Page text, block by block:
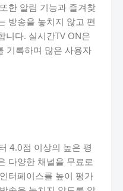
한 알림 기능과 즐겨찾
방송을 놓치지 않고 편
니다. 실시간TV ON은
기록하며 많은 사용자
4.0점 이상의 높은 평
다양한 채널을 무료로
터페이스를 높이 평가